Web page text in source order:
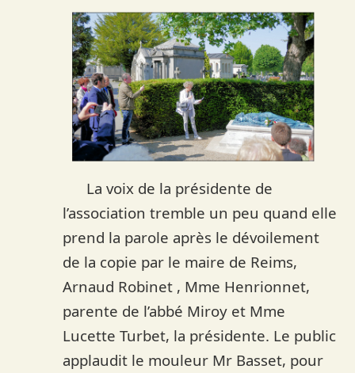
La voix de la présidente de
l’association tremble un peu quand elle
prend la parole après le dévoilement
de la copie par le maire de Reims,
Arnaud Robinet , Mme Henrionnet,
parente de l’abbé Miroy et Mme
Lucette Turbet, la présidente. Le public
applaudit le mouleur Mr Basset, pour